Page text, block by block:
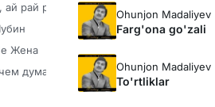
рай ра
Жена
думаешь
Ohunjon Madaliyev
Farg'ona go'zali
Ohunjon Madaliyev
To'rtliklar